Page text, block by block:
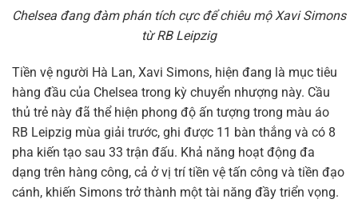
Chelsea đang đàm phán tích cực để chiêu mộ Xavi Simons
từ RB Leipzig
Tiền vệ người Hà Lan, Xavi Simons, hiện đang là mục tiêu
hàng đầu của Chelsea trong kỳ chuyển nhượng này. Cầu
thủ trẻ này đã thể hiện phong độ ấn tượng trong màu áo
RB Leipzig mùa giải trước, ghi được 11 bàn thắng và có 8
pha kiến tạo sau 33 trận đấu. Khả năng hoạt động đa
dạng trên hàng công, cả ở vị trí tiền vệ tấn công và tiền đạo
cánh, khiến Simons trở thành một tài năng đầy triển vọng.